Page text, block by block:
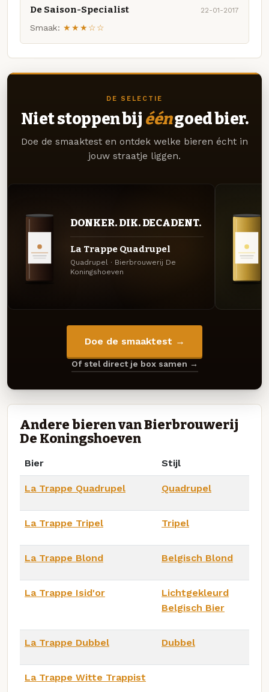
De Saison-Specialist 22-01-2017
Smaak: ★★★☆☆
DE SELECTIE
Niet stoppen bij ééngoed bier.
Doe de smaaktest en ontdek welke bieren écht in
jouw straatje liggen.
DONKER. DIK. DECADENT.
La Trappe Quadrupel
Quadrupel · Bierbrouwerij De
Koningshoeven
Doe de smaaktest →
Of stel direct je box samen →
Andere bieren van Bierbrouwerij
De Koningshoeven
Bier Stijl
La Trappe Quadrupel Quadrupel
La Trappe Tripel Tripel
La Trappe Blond Belgisch Blond
La Trappe Isid'or
Lichtgekleurd
Belgisch Bier
La Trappe Dubbel Dubbel
La Trappe Witte Trappist